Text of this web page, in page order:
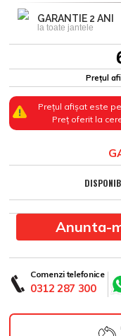
GARANTIE 2 ANI
la toate jantele
Prețul
Prețul afișat este
Preț oferit la
Anunta-
Comenzi telefonice
0312 287 300